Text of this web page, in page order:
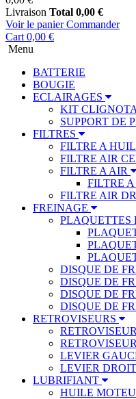
Livraison Total 0,00 €
Voir le panier Commander
Cart 0,00 €
Menu
BATTERIE
BOUGIE
ECLAIRAGES
KIT
SUPPORT DE
FILTRES
FILTRE A
FILTRE AIR
FILTRE A AIR
FILTRE A
FILTRE AIR
FREINAGE
PLAQUETTES
DISQUE DE
DISQUE DE
DISQUE DE
DISQUE DE
RETROVISEURS
LEVIER
LEVIER DROIT
LUBRIFIANT
HUILE